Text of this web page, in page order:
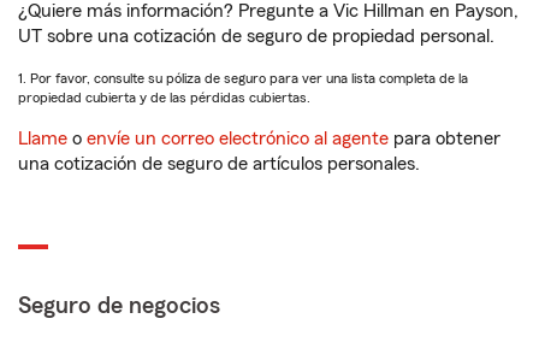
¿Quiere más información? Pregunte a Vic Hillman en Payson,
UT sobre una cotización de seguro de propiedad personal.
1. Por favor, consulte su póliza de seguro para ver una lista completa de la
propiedad cubierta y de las pérdidas cubiertas.
Llame o envíe un correo electrónico al agente para obtener
una cotización de seguro de artículos personales.
Seguro de negocios